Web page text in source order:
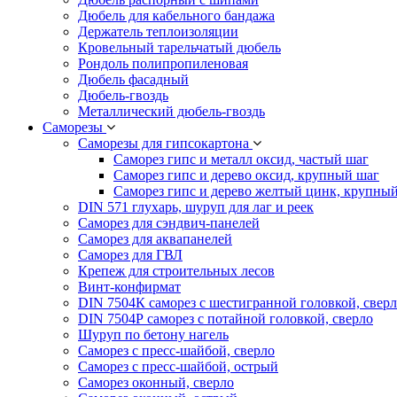
Дюбель для кабельного бандажа
Держатель теплоизоляции
Кровельный тарельчатый дюбель
Рондоль полипропиленовая
Дюбель фасадный
Дюбель-гвоздь
Металлический дюбель-гвоздь
Саморезы
Саморезы для гипсокартона
Саморез гипс и металл оксид, частый шаг
Саморез гипс и дерево оксид, крупный шаг
Саморез гипс и дерево желтый цинк,
DIN 571 глухарь, шуруп для лаг и реек
Саморез для сэндвич-панелей
Саморез для аквапанелей
Саморез для ГВЛ
Крепеж для строительных лесов
Винт-конфирмат
DIN 7504К саморез с шестигранной головкой,
DIN 7504Р саморез с потайной головкой, сверло
Шуруп по бетону нагель
Саморез с пресс-шайбой, сверло
Саморез с пресс-шайбой, острый
Саморез оконный, сверло